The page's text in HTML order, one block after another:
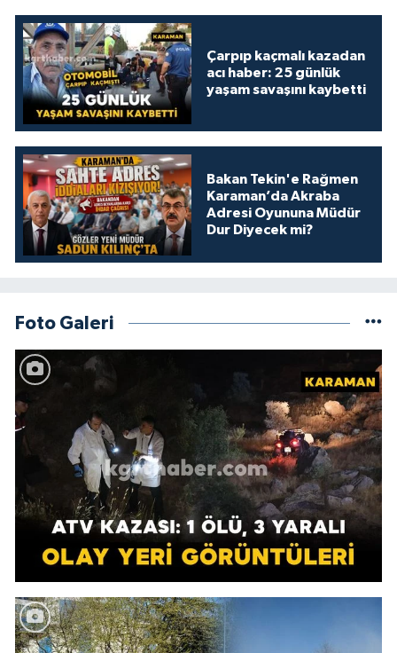
Çarpıp kaçmalı kazadan
acı haber: 25 günlük
yaşam savaşını kaybetti
Bakan Tekin'e Rağmen
Karaman’da Akraba
Adresi Oyununa Müdür
Dur Diyecek mi?
Foto Galeri